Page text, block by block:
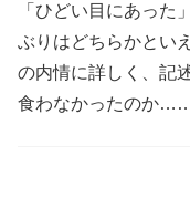
「ひどい目にあった
ぶりはどちらかとい
の内情に詳しく、記
食わなかったのか……